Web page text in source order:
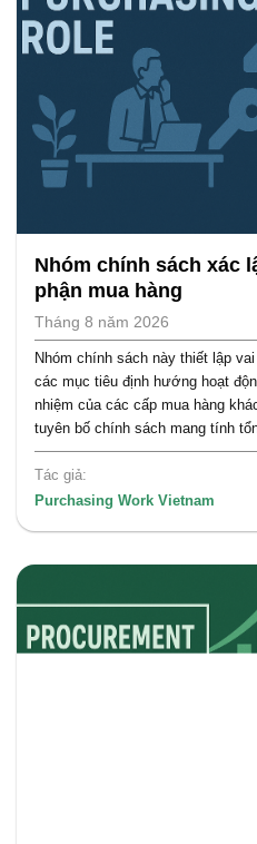
Nhóm chính sách xác
phận mua hàng
Tháng 8 năm 2026
Nhóm chính sách này thiết lập
các mục tiêu định hướng hoạt
nhiệm của các cấp mua hàng
tuyên bố chính sách mang tính
Tác giả:
Purchasing Work Vietnam